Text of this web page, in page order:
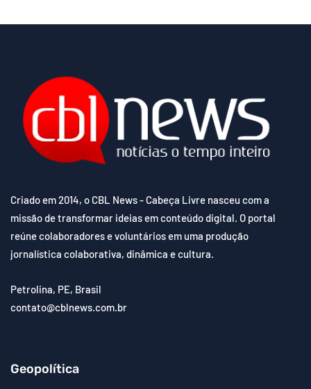
Criado em 2014, o CBL News - Cabeça Livre nasceu com a
missão de transformar ideias em conteúdo digital. O portal
reúne colaboradores e voluntários em uma produção
jornalística colaborativa, dinâmica e cultura.
Petrolina, PE, Brasil
contato@cblnews.com.br
Geopolítica